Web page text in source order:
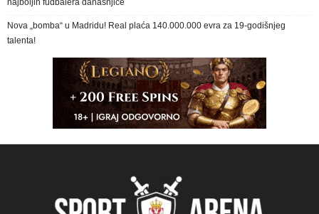
Nova „bomba“ u Madridu! Real plaća 140.000.000 evra za 19-godišnjeg
talenta!